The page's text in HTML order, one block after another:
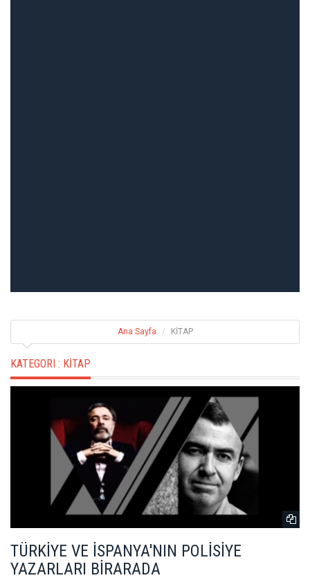
Ana Sayfa KİTAP
KATEGORI : KİTAP
TÜRKİYE VE İSPANYA'NIN POLİSİYE
YAZARLARI BİRARADA